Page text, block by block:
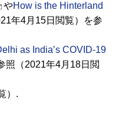
やHow is the Hinterland
年4月15日閲覧）を参
as India’s COVID-19
照（2021年4月18日閲
）.